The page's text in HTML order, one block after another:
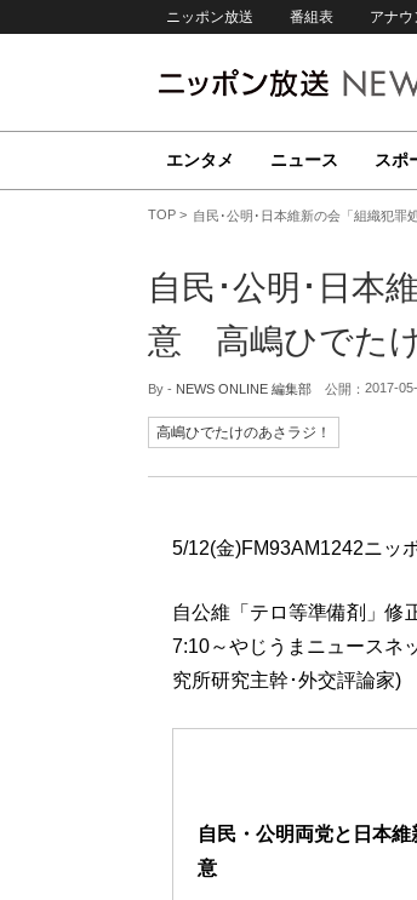
ニッポン放送 番組表 アナ
エンタメ ニュース スポ
TOP 自民･公明･日本維新の会「組織犯罪
自民･公明･日本
意 高嶋ひでた
By - NEWS ONLINE 編集部 公開： 2017-
高嶋ひでたけのあさラジ！
5/12(金)FM93AM1242ニッ
自公維「テロ等準備剤」修
7:10～やじうまニュースネ
究所研究主幹･外交評論家)
自民・公明両党と日本
意